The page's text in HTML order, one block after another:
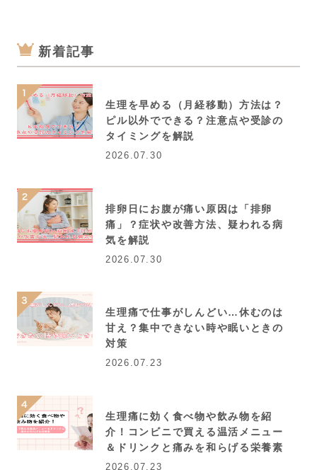
新着記事
生理を早める（月経移動）方法は？
ピル以外でできる？注意点や受診の
タイミングを解説
2026.07.30
排卵日にお腹が痛い原因は「排卵
痛」？症状や改善方法、疑われる病
気を解説
2026.07.30
生理痛で仕事がしんどい…休むのは
甘え？集中できない時や眠いときの
対策
2026.07.23
生理痛に効く食べ物や飲み物を紹
介！コンビニで買える温活メニュー
＆ドリンクと痛みを和らげる栄養素
2026.07.23